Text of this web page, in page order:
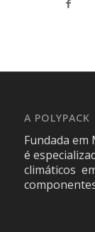
A POLYPACK
Fundada em
é
climáticos